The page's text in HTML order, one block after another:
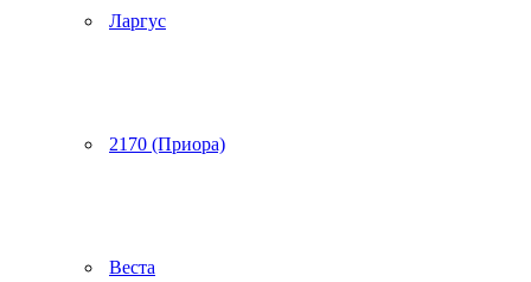
Ларгус
2170 (Приора)
Веста